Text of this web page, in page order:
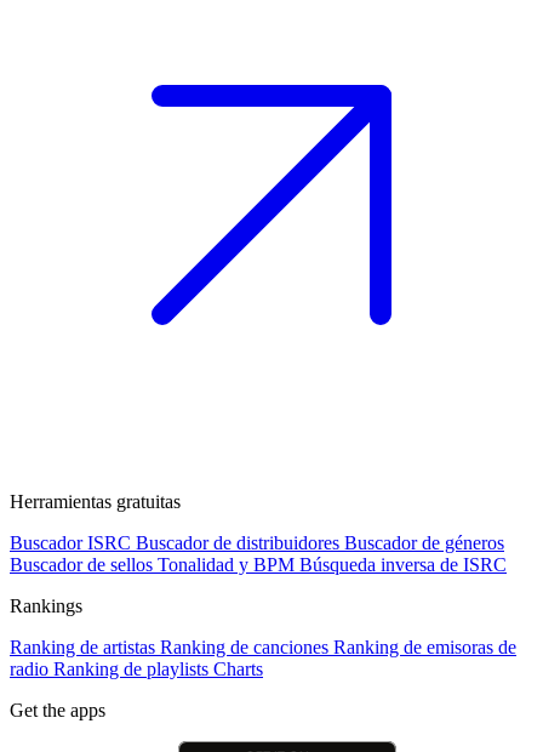
Herramientas gratuitas
Buscador ISRC Buscador de distribuidores Buscador de géneros
Buscador de sellos Tonalidad y BPM Búsqueda inversa de ISRC
Rankings
Ranking de artistas Ranking de canciones Ranking de emisoras de
radio Ranking de playlists Charts
Get the apps